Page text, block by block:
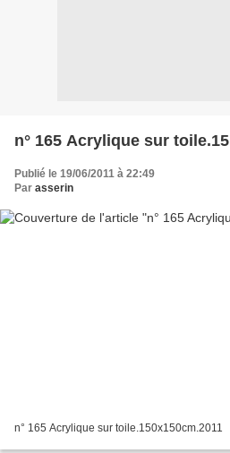
n° 165 Acrylique sur toile.15
Publié le 19/06/2011 à 22:49
Par asserin
n° 165 Acrylique sur toile.150x150cm.2011